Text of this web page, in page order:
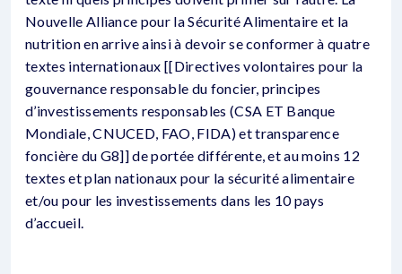
Nouvelle Alliance pour la Sécurité Alimentaire et la
nutrition en arrive ainsi à devoir se conformer à quatre
textes internationaux [[Directives volontaires pour la
gouvernance responsable du foncier, principes
d’investissements responsables (CSA ET Banque
Mondiale, CNUCED, FAO, FIDA) et transparence
foncière du G8]] de portée différente, et au moins 12
textes et plan nationaux pour la sécurité alimentaire
et/ou pour les investissements dans les 10 pays
d’accueil.